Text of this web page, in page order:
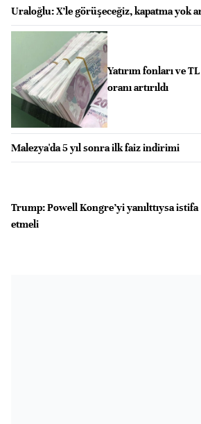
Uraloğlu: X’le görüşeceğiz, kapatma yok
Yatırım fonları ve
oranı artırıldı
Malezya'da 5 yıl sonra ilk faiz indirimi
Trump: Powell Kongre’yi yanılttıysa istifa
etmeli